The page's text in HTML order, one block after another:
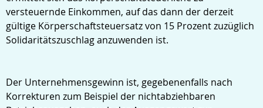
versteuernde Einkommen, auf das dann der derzeit
gültige Körperschaftsteuersatz von 15 Prozent zuzüglich
Solidaritätszuschlag anzuwenden ist.
Der Unternehmensgewinn ist, gegebenenfalls nach
Korrekturen zum Beispiel der nichtabziehbaren